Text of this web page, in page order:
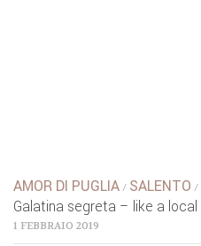
AMOR DI PUGLIA / SALENTO /
Galatina segreta – like a local
1 FEBBRAIO 2019